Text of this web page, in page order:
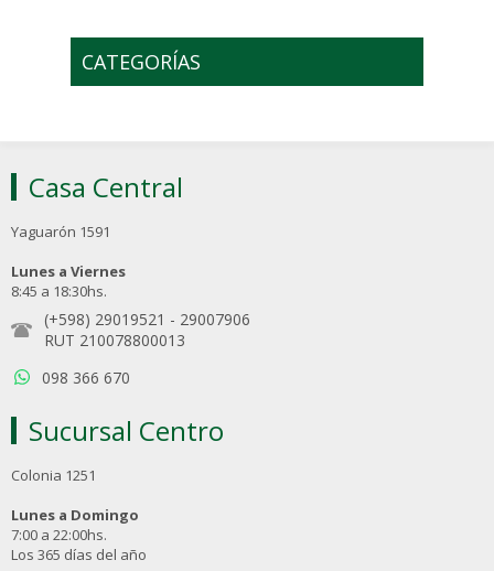
CATEGORÍAS
Casa Central
Yaguarón 1591
Lunes a Viernes
8:45 a 18:30hs.
(+598) 29019521 - 29007906
RUT 210078800013
098 366 670
Sucursal Centro
Colonia 1251
Lunes a Domingo
7:00 a 22:00hs.
Los 365 días del año